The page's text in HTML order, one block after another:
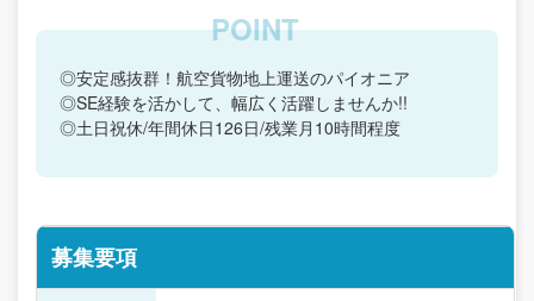
◎安定感抜群！航空貨物地上運送のパイオニア
◎SE経験を活かして、幅広く活躍しませんか!!
◎土日祝休/年間休日126日/残業月10時間程度
募集要項